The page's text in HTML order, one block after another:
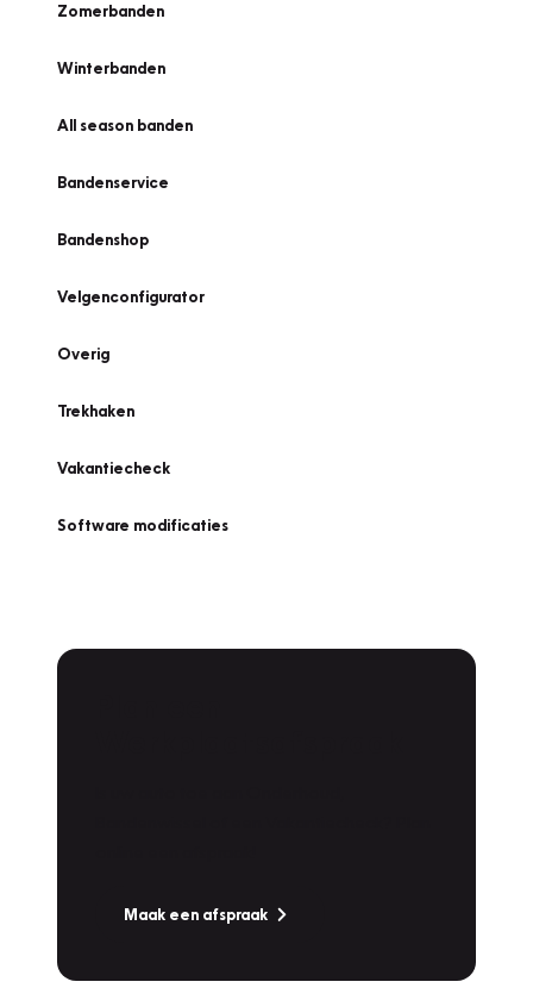
Zomerbanden
Winterbanden
All season banden
Bandenservice
Bandenshop
Velgenconfigurator
Overig
Trekhaken
Vakantiecheck
Software modificaties
Maak een afspraak